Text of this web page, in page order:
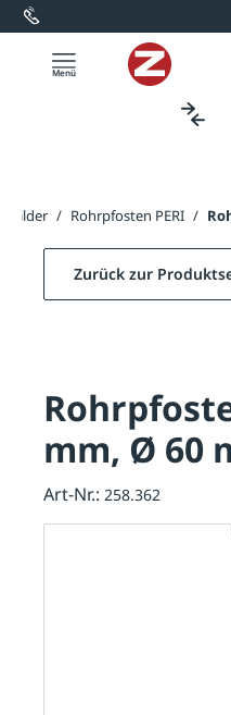
springen
/ Rohrpfosten PERI /
Zurück zur
mm, Ø 60
Art-Nr.: 258.362